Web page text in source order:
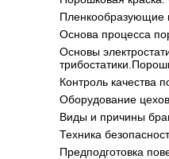
Пленкообразующие
Основа процесса
Основы
Контроль качества
Оборудование
Виды и причины
Техника
Предподготовка